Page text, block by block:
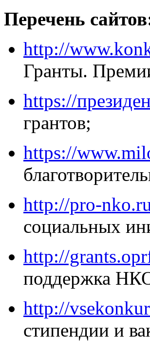
Перечень
http://
Гранты.
https://
грантов;
https://
http://pro-
социальных
http://
поддержка
http://
стипендии и